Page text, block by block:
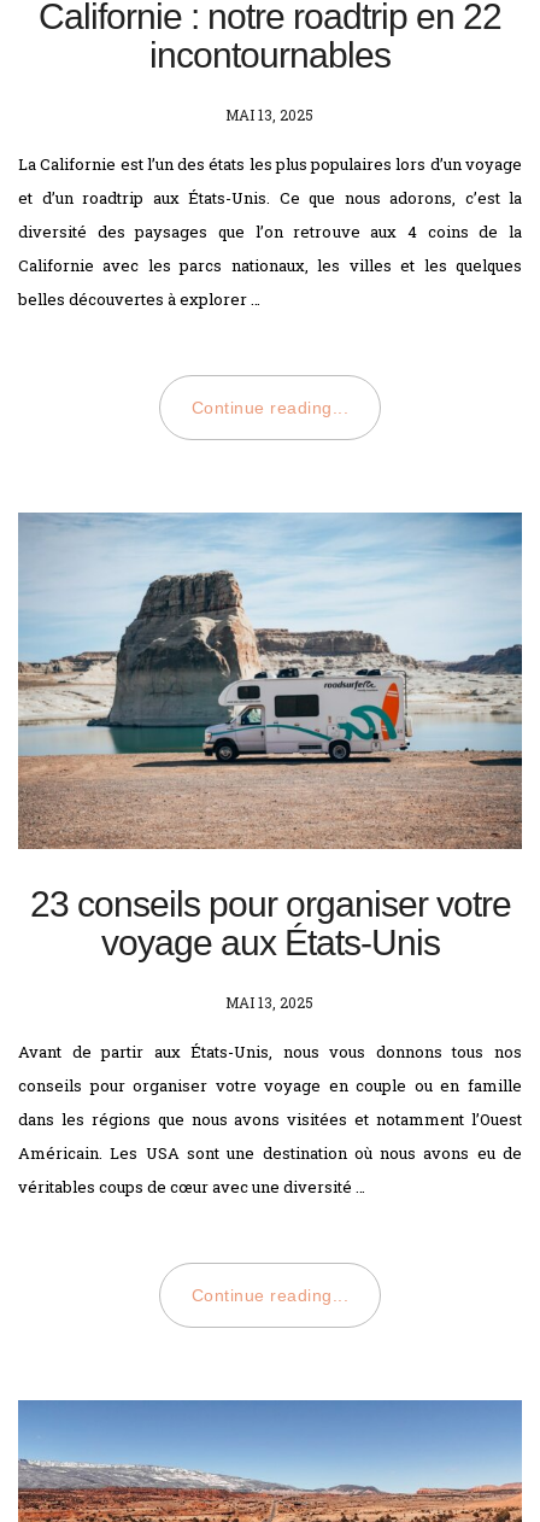
Californie : notre roadtrip en 22
incontournables
POSTED
MAI 13, 2025
La Californie est l’un des états les plus populaires lors d’un voyage
et d’un roadtrip aux États-Unis. Ce que nous adorons, c’est la
diversité des paysages que l’on retrouve aux 4 coins de la
Californie avec les parcs nationaux, les villes et les quelques
belles découvertes à explorer …
Continue reading...
23 conseils pour organiser votre
voyage aux États-Unis
POSTED
MAI 13, 2025
Avant de partir aux États-Unis, nous vous donnons tous nos
conseils pour organiser votre voyage en couple ou en famille
dans les régions que nous avons visitées et notamment l’Ouest
Américain. Les USA sont une destination où nous avons eu de
véritables coups de cœur avec une diversité …
Continue reading...